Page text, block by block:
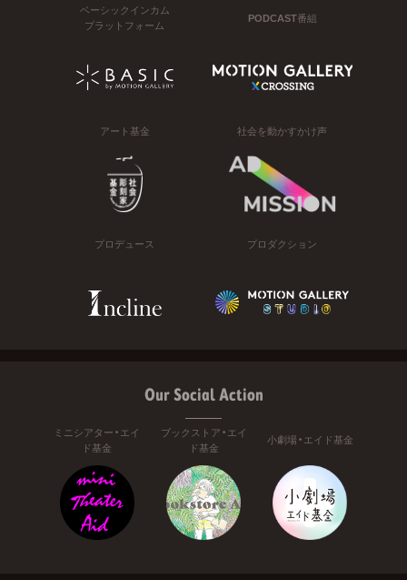
ベーシックインカム
プラットフォーム
PODCAST番組
アート基金 社会を動かすかけ声
プロデュース プロダクション
Our Social Action
ミニシアター・エイ
ド基金
ブックストア・エイ
ド基金
小劇場・エイド基金